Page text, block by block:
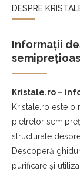
DESPRE
Informații
Kristale.ro –
Kristale.ro este o
pietrelor
structurate
Descoperă
purificare și